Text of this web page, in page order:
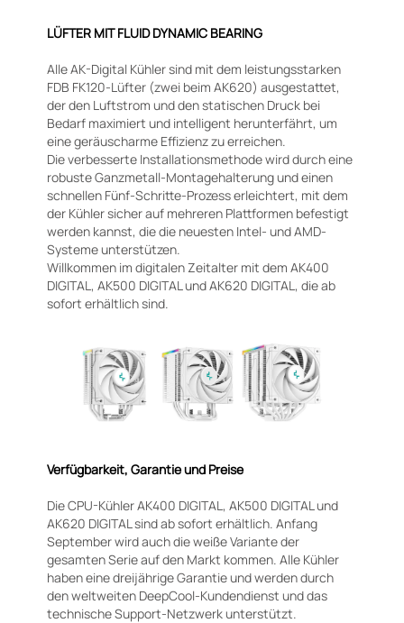
LÜFTER MIT FLUID DYNAMIC BEARING
Alle AK-Digital Kühler sind mit dem leistungsstarken
FDB FK120-Lüfter (zwei beim AK620) ausgestattet,
der den Luftstrom und den statischen Druck bei
Bedarf maximiert und intelligent herunterfährt, um
eine geräuscharme Effizienz zu erreichen.
Die verbesserte Installationsmethode wird durch eine
robuste Ganzmetall-Montagehalterung und einen
schnellen Fünf-Schritte-Prozess erleichtert, mit dem
der Kühler sicher auf mehreren Plattformen befestigt
werden kannst, die die neuesten Intel- und AMD-
Systeme unterstützen.
Willkommen im digitalen Zeitalter mit dem AK400
DIGITAL, AK500 DIGITAL und AK620 DIGITAL, die ab
sofort erhältlich sind.
Verfügbarkeit, Garantie und Preise
Die CPU-Kühler AK400 DIGITAL, AK500 DIGITAL und
AK620 DIGITAL sind ab sofort erhältlich. Anfang
September wird auch die weiße Variante der
gesamten Serie auf den Markt kommen. Alle Kühler
haben eine dreijährige Garantie und werden durch
den weltweiten DeepCool-Kundendienst und das
technische Support-Netzwerk unterstützt.